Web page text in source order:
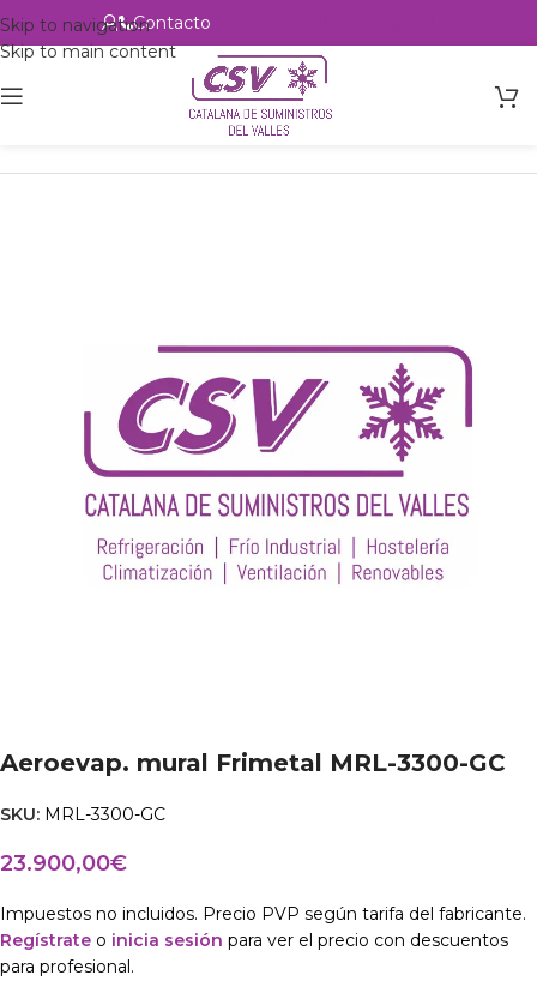
Skip to navigation
Skip to main content
Contacto
Intercambio
Aeroevap. mural Frimetal MRL-3300-GC
SKU: MRL-3300-GC
23.900,00€
Impuestos no incluidos. Precio PVP según tarifa del fabricante.
Regístrate o inicia sesión para ver el precio con descuentos
para profesional.